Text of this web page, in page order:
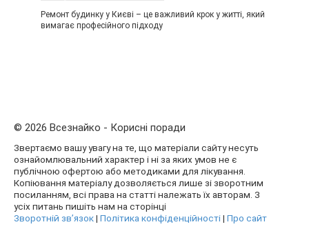
Ремонт будинку у Києві – це важливий крок у житті, який
вимагає професійного підходу
© 2026 Всезнайко - Корисні поради
Звертаємо вашу увагу на те, що матеріали сайту несуть
ознайомлювальний характер і ні за яких умов не є
публічною офертою або методиками для лікування.
Копіювання матеріалу дозволяється лише зі зворотним
посиланням, всі права на статті належать їх авторам. З
усіх питань пишіть нам на сторінці
Зворотній зв’язок| Політика конфіденційності| Про сайт